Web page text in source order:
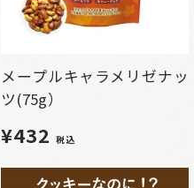
メープルキャラメリゼナッ
ツ(75g）
¥432税込